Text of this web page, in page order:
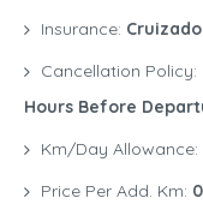
Insurance:
Cancellation Policy:
Hours Before
Km/Day Allowance:
Price Per Add. Km: